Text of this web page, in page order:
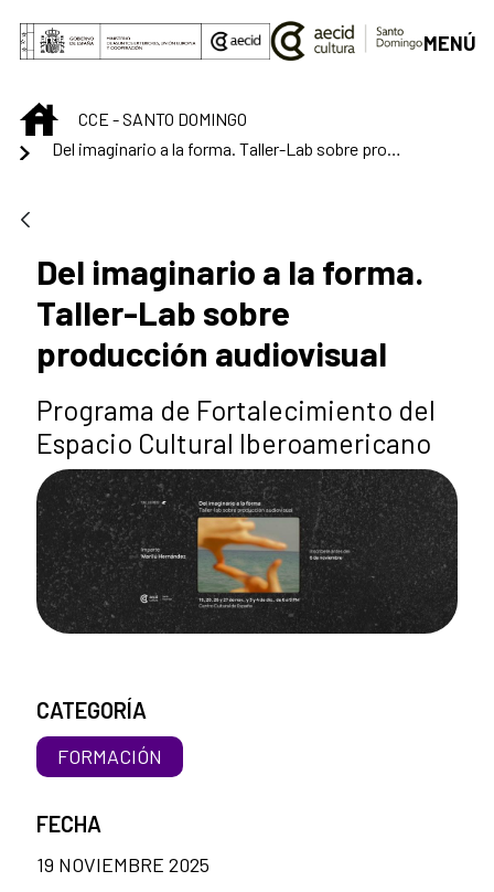
Saltar al contenido principal
MENÚ
INICIOCCE - SANTO DOMINGO
Del imaginario a la forma. Taller-Lab sobre producción audiovisual
Del imaginario a la forma.
Taller-Lab sobre
producción audiovisual
Programa de Fortalecimiento del
Espacio Cultural Iberoamericano
CATEGORÍA
FORMACIÓN
FECHA
19 NOVIEMBRE 2025